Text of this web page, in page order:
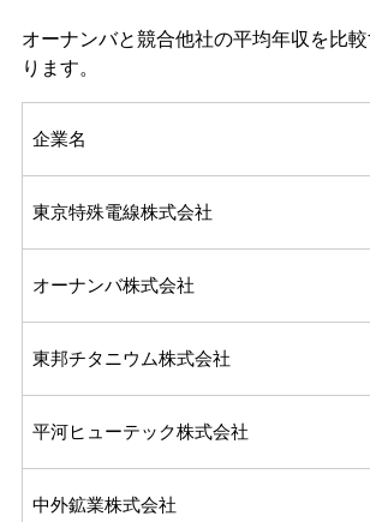
オーナンバと競合他社の平均年収を比
ります。
企業名
東京特殊電線株式会社
オーナンバ株式会社
東邦チタニウム株式会社
平河ヒューテック株式会社
中外鉱業株式会社